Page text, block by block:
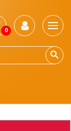
0